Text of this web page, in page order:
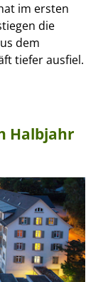
im ersten
die
dem
tiefer ausfiel.
Halbjahr